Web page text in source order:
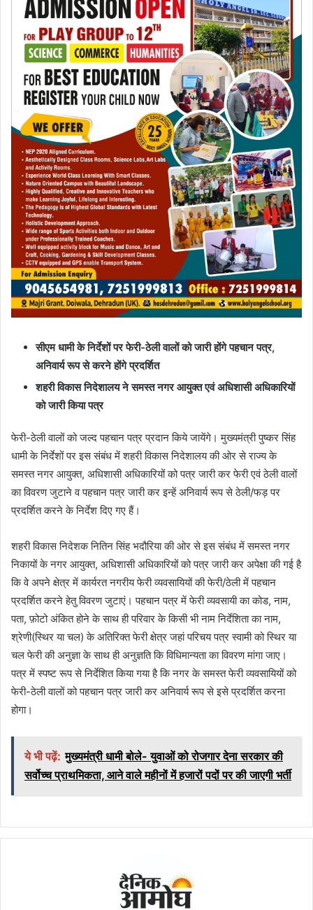
सीएम धामी के निर्देशों पर फेरी-ठेली वालों को जारी होंगे पहचान पत्र,
अनिवार्य रूप से करने होंगे प्रदर्शित
शहरी विकास निदेशालय ने समस्त नगर आयुक्त एवं अधिशासी अधिकारियों
को जारी किया पत्र
फेरी-ठेली वालों को जल्द पहचान पत्र प्रदान किये जायेंगे। मुख्यमंत्री पुष्कर सिंह
धामी के निर्देशों पर इस संबंध में शहरी विकास निदेशालय की ओर से राज्य के
समस्त नगर आयुक्त, अधिशासी अधिकारियों को पत्र जारी कर फेरी एवं ठेली वालों
का विवरण जुटाने व पहचान पत्र जारी कर इन्हें अनिवार्य रूप से ठेली/फड़ पर
प्रदर्शित करने के निर्देश दिए गए हैं।
शहरी विकास निदेशक नितिन सिंह भदौरिया की ओर से इस संबंध में समस्त नगर
निकायों के नगर आयुक्त, अधिशासी अधिकारियों को पत्र जारी कर अपेक्षा की गई है
कि वे अपने क्षेत्र में कार्यरत नगरीय फेरी व्यवसायियों की फेरी/ठेली में पहचान
प्रदर्शित करने हेतु विवरण जुटाएं। पहचान पत्र में फेरी व्यवसायी का कोड, नाम,
पता, फ़ोटो अंकित होने के साथ ही परिवार के किसी भी नाम निर्देशिता का नाम,
श्रेणी(स्थिर या चल) के अतिरिक्त फेरी क्षेत्र जहां परिचय पत्र स्वामी को स्थिर या
चल फेरी की अनुज्ञा के साथ ही अनुज्ञति कि विधिमान्यता का विवरण मांगा जाए।
पत्र में स्पष्ट रूप से निर्देशित किया गया है कि नगर के समस्त फेरी व्यवसायियों को
फेरी-ठेली वालों को पहचान पत्र जारी कर अनिवार्य रूप से इसे प्रदर्शित करना
होगा।
ये भी पढ़ें: मुख्यमंत्री धामी बोले- युवाओं को रोजगार देना सरकार की
सर्वोच्च प्राथमिकता, आने वाले महीनों में हजारों पदों पर की जाएगी भर्ती